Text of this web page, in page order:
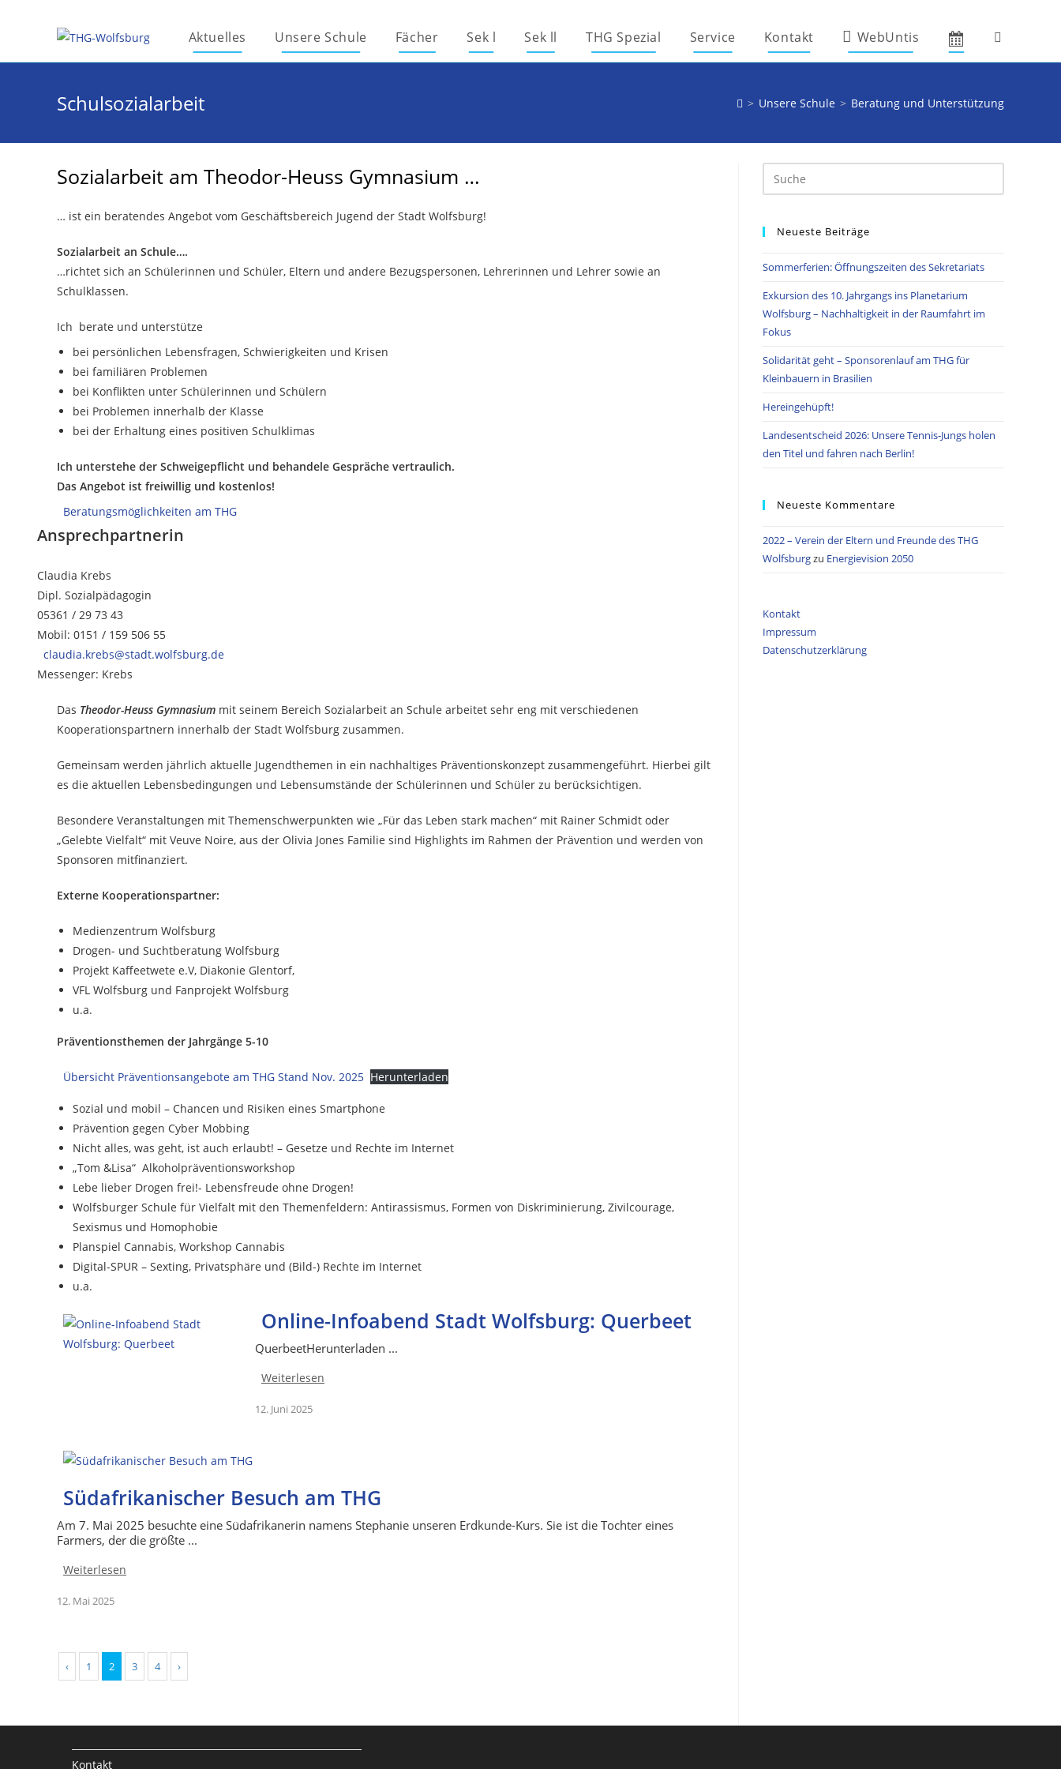
Aktuelles Unsere Schule Fächer Sek l Sek ll THG Spezial Service Kontakt WebUntis Website-
Schulsozialarbeit > Unsere Schule > Beratung und Unterstützung
Sozialarbeit am Theodor-Heuss Gymnasium …
… ist ein beratendes Angebot vom Geschäftsbereich Jugend der Stadt Wolfsburg!
Sozialarbeit an Schule….
…richtet sich an Schülerinnen und Schüler, Eltern und andere Bezugspersonen, Lehrerinnen und Lehrer sowie an
Schulklassen.
Ich berate und unterstütze
bei persönlichen Lebensfragen, Schwierigkeiten und Krisen
bei familiären Problemen
bei Konflikten unter Schülerinnen und Schülern
bei Problemen innerhalb der Klasse
bei der Erhaltung eines positiven Schulklimas
Ich unterstehe der Schweigepflicht und behandele Gespräche vertraulich.
Das Angebot ist freiwillig und kostenlos!
Beratungsmöglichkeiten am THG
Ansprechpartnerin
Claudia Krebs
Dipl. Sozialpädagogin
05361 / 29 73 43
Mobil: 0151 / 159 506 55
claudia.krebs@stadt.wolfsburg.de
Messenger: Krebs
Das Theodor-Heuss Gymnasium mit seinem Bereich Sozialarbeit an Schule arbeitet sehr eng mit verschiedenen
Kooperationspartnern innerhalb der Stadt Wolfsburg zusammen.
Gemeinsam werden jährlich aktuelle Jugendthemen in ein nachhaltiges Präventionskonzept zusammengeführt. Hierbei gilt
es die aktuellen Lebensbedingungen und Lebensumstände der Schülerinnen und Schüler zu berücksichtigen.
Besondere Veranstaltungen mit Themenschwerpunkten wie „Für das Leben stark machen“ mit Rainer Schmidt oder
„Gelebte Vielfalt“ mit Veuve Noire, aus der Olivia Jones Familie sind Highlights im Rahmen der Prävention und werden von
Sponsoren mitfinanziert.
Externe Kooperationspartner:
Medienzentrum Wolfsburg
Drogen- und Suchtberatung Wolfsburg
Projekt Kaffeetwete e.V, Diakonie Glentorf,
VFL Wolfsburg und Fanprojekt Wolfsburg
u.a.
Präventionsthemen der Jahrgänge 5-10
Übersicht Präventionsangebote am THG Stand Nov. 2025 Herunterladen
Sozial und mobil – Chancen und Risiken eines Smartphone
Prävention gegen Cyber Mobbing
Nicht alles, was geht, ist auch erlaubt! – Gesetze und Rechte im Internet
„Tom &Lisa“ Alkoholpräventionsworkshop
Lebe lieber Drogen frei!- Lebensfreude ohne Drogen!
Wolfsburger Schule für Vielfalt mit den Themenfeldern: Antirassismus, Formen von Diskriminierung, Zivilcourage,
Sexismus und Homophobie
Planspiel Cannabis, Workshop Cannabis
Digital-SPUR – Sexting, Privatsphäre und (Bild-) Rechte im Internet
u.a.
Online-Infoabend Stadt Wolfsburg: Querbeet
QuerbeetHerunterladen ...
Weiterlesen
12. Juni 2025
Südafrikanischer Besuch am THG
Am 7. Mai 2025 besuchte eine Südafrikanerin namens Stephanie unseren Erdkunde-Kurs. Sie ist die Tochter eines
Farmers, der die größte ...
Weiterlesen
12. Mai 2025
‹ 1 2 3 4 ›
Neueste Beiträge
Sommerferien: Öffnungszeiten des Sekretariats
Exkursion des 10. Jahrgangs ins Planetarium
Wolfsburg – Nachhaltigkeit in der Raumfahrt im
Fokus
Solidarität geht – Sponsorenlauf am THG für
Kleinbauern in Brasilien
Hereingehüpft!
Landesentscheid 2026: Unsere Tennis‑Jungs holen
den Titel und fahren nach Berlin!
Neueste Kommentare
2022 – Verein der Eltern und Freunde des THG
Wolfsburgzu Energievision 2050
Kontakt
Impressum
Datenschutzerklärung
Kontakt